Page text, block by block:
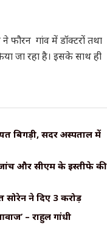
ने फौरन गांव में डॉक्टरों तथा
जा रहा है। इसके साथ ही
बिगड़ी, सदर अस्पताल में
जांच और सीएम के इस्तीफे की
ने दिए ₹3 करोड़
– राहुल गांधी